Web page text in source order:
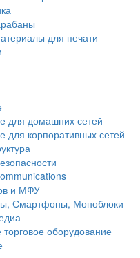
для печати
для домашних сетей
для корпоративных сетей
и МФУ
Смартфоны, Моноблоки
оборудование